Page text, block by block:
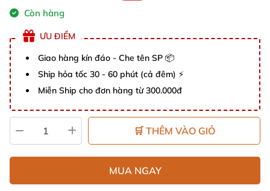
Còn hàng
ƯU ĐIỂM
Giao hàng kín đáo - Che tên SP 📦
Ship hỏa tốc 30 - 60 phút (cả đêm) ⚡
Miễn Ship cho đơn hàng từ 300.000đ
🛒 THÊM VÀO GIỎ
MUA NGAY